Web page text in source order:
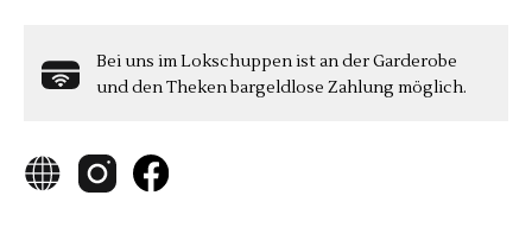
Bei uns im Lokschuppen ist an der Garderobe
und den Theken bargeldlose Zahlung möglich.